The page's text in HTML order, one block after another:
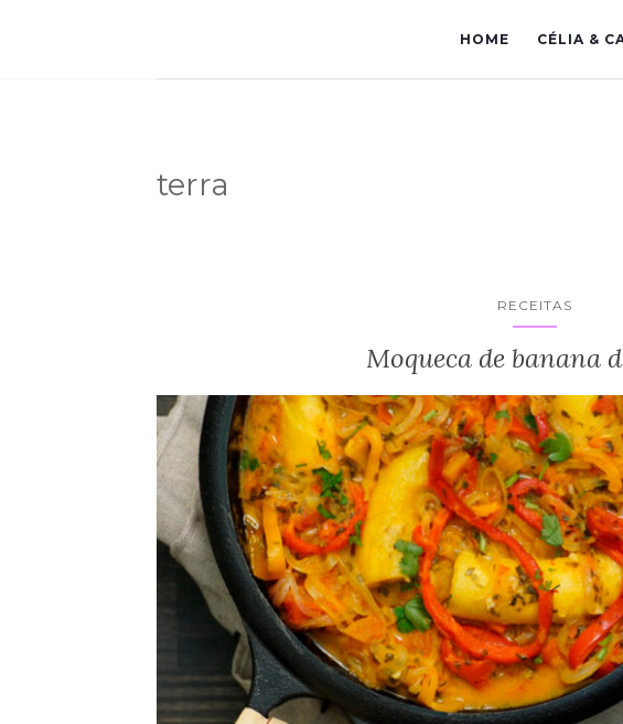
HOME CÉLIA &
terra
RECEITAS
Moqueca de banana